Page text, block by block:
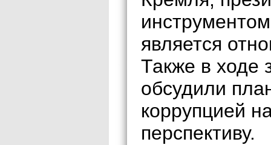
является
Также в ходе
обсудили
коррупцией
перспективу.